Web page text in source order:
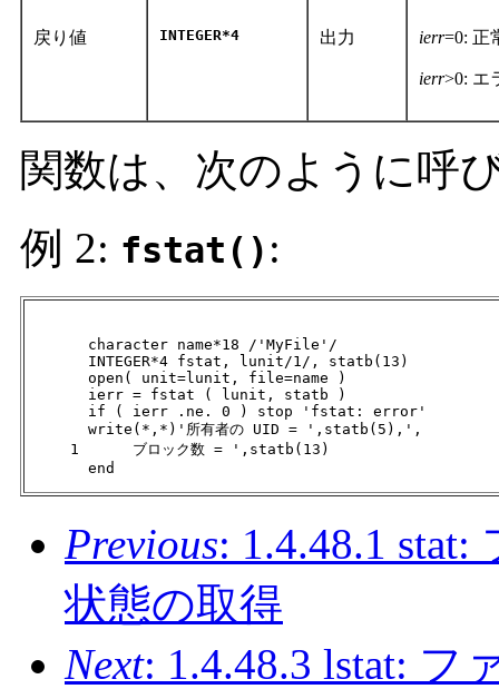
戻り値 INTEGER*4 出力 ierr=0: 正
ierr>0: エ
関数は、次のように呼
例 2: fstat() :
       character name*18 /'MyFile'/
       INTEGER*4 fstat, lunit/1/, statb(13)
       open( unit=lunit, file=name )
       ierr = fstat ( lunit, statb )
       if ( ierr .ne. 0 ) stop 'fstat: error'
       write(*,*)'所有者の UID = ',statb(5),',
     1      ブロック数 = ',statb(13)
       end
Previous: 1.4.48.1
状態の取得
Next: 1.4.48.3 lstat: フ